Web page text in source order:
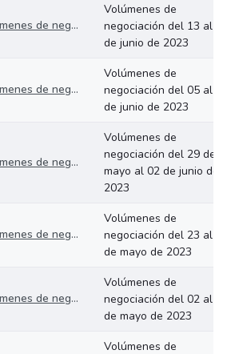
Volúmenes de negociación del 13 al 16 de junio de 2023
Volúmenes de
negociación del 13 al 16
de junio de 2023
Volúmenes de negociación del 05 al 09 de junio de 2023
Volúmenes de
negociación del 05 al 09
de junio de 2023
Volúmenes de negociación del 29 de mayo al 02 de junio de 2023
Volúmenes de
negociación del 29 de
mayo al 02 de junio de
2023
Volúmenes de negociación del 23 al 26 de mayo de 2023
Volúmenes de
negociación del 23 al 26
de mayo de 2023
Volúmenes de negociación del 02 al 05 de mayo de 2023
Volúmenes de
negociación del 02 al 05
de mayo de 2023
Volúmenes de